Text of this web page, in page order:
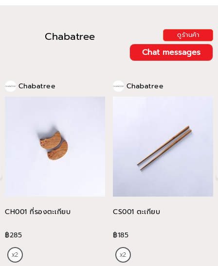
Chabatree ดูร้านค้า
Chat messages
Chabatree
CH001 ที่รองตะเกียบ
฿285
Chabatree
CS001 ตะเกียบ
฿185